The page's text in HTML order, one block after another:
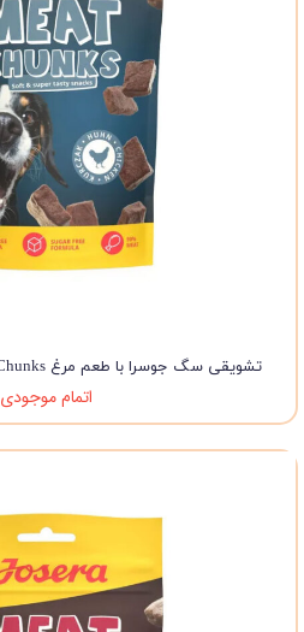
تشویقی سگ جوسرا با طعم مرغ Josera Meat Chunks وزن 70 گرم
اتمام موجودی